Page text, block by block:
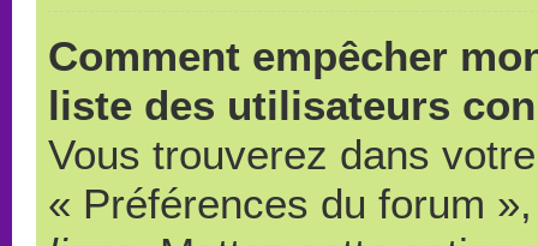
Comment empêcher
liste des utilisateurs
Vous trouverez dans
« Préférences du forum